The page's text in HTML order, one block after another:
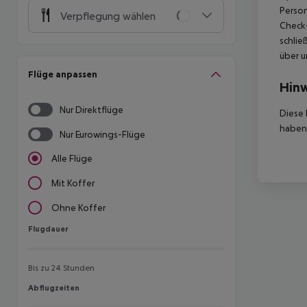
Verpflegung wählen
Flüge anpassen
Nur Direktflüge
Nur Eurowings-Flüge
Alle Flüge
Mit Koffer
Ohne Koffer
Flugdauer
Flugdauer
Bis zu 24 Stunden
Abflugzeiten
Abflugzeiten
über
Diese